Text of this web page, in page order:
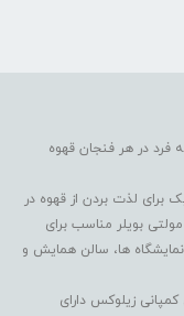
فرد در هر فنجان قهوه
برای لذت بردن از قهوه در
بویلر مناسب برای
نمایشگاه ها، سالن همایش و
زیلوکس دارای